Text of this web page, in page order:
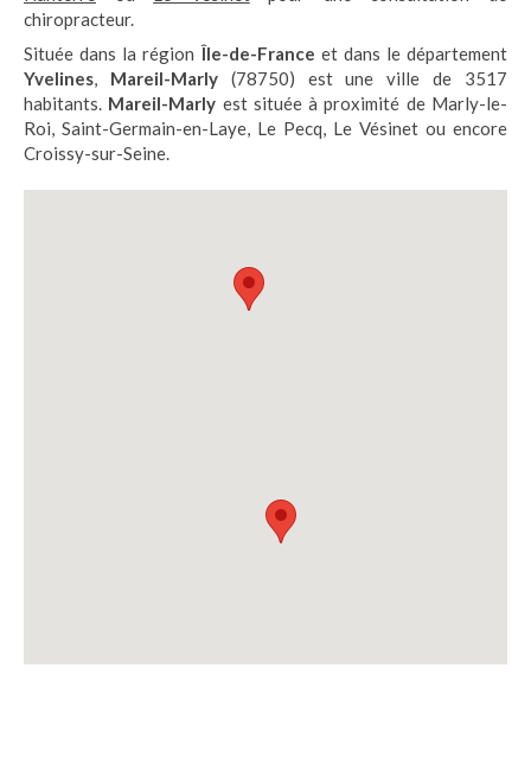
chiropracteur.
Située dans la régionÎle-de-France et dans le département
Yvelines, Mareil-Marly(78750) est une ville de 3517
habitants. Mareil-Marly est située à proximité de Marly-le-
Roi, Saint-Germain-en-Laye, Le Pecq, Le Vésinet ou encore
Croissy-sur-Seine.